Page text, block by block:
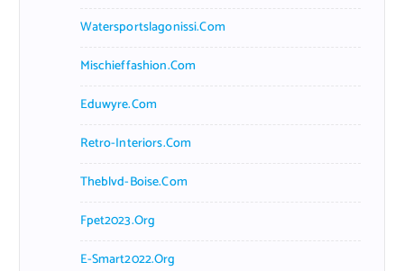
Watersportslagonissi.com
Mischieffashion.com
Eduwyre.com
Retro-Interiors.com
Theblvd-Boise.com
Fpet2023.org
E-Smart2022.org